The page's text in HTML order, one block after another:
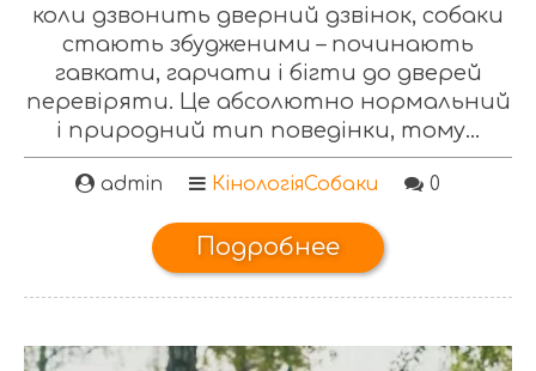
коли дзвонить дверний дзвінок, собаки
стають збудженими – починають
гавкати, гарчати і бігти до дверей
перевіряти. Це абсолютно нормальний
і природний тип поведінки, тому...
admin КінологіяСобаки 0
Подробнее